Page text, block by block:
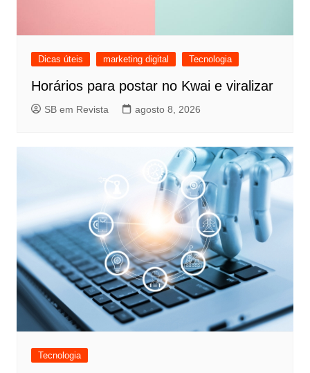
Dicas úteis marketing digital Tecnologia
Horários para postar no Kwai e viralizar
SB em Revista agosto 8, 2026
Tecnologia